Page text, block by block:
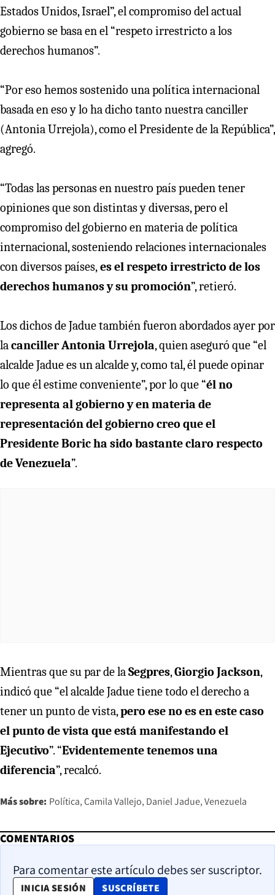
Estados Unidos, Israel”, el compromiso del actual
gobierno se basa en el “respeto irrestricto a los
derechos humanos”.
“Por eso hemos sostenido una política internacional
basada en eso y lo ha dicho tanto nuestra canciller
(Antonia Urrejola), como el Presidente de la República”,
agregó.
“Todas las personas en nuestro país pueden tener
opiniones que son distintas y diversas, pero el
compromiso del gobierno en materia de política
internacional, sosteniendo relaciones internacionales
con diversos países,es el respeto irrestricto de los
derechos humanos y su promoción”, retieró.
Los dichos de Jadue también fueron abordados ayer por
lacanciller Antonia Urrejola, quien aseguró que “el
alcalde Jadue es un alcalde y, como tal, él puede opinar
lo que él estime conveniente”, por lo que “él no
representa al gobierno y en materia de
representación del gobierno creo que el
Presidente Boric ha sido bastante claro respecto
de Venezuela”.
Mientras que su par de laSegpres,Giorgio Jackson,
indicó que “el alcalde Jadue tiene todo el derecho a
tener un punto de vista,pero ese no es en este caso
el punto de vista que está manifestando el
Ejecutivo”. “Evidentemente tenemos una
diferencia”, recalcó.
Más sobre: Política Camila Vallejo Daniel Jadue Venezuela
COMENTARIOS
Para comentar este artículo debes ser suscriptor.
INICIA SESIÓN SUSCRÍBETE
OPENS IN NEW WINDOW